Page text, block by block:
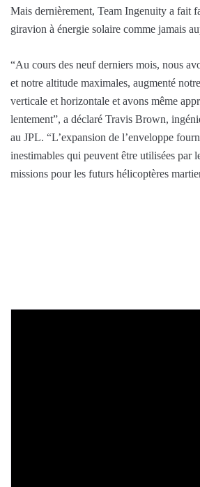
Mais dernièrement, Team Ingenuity a fait
giravion à énergie solaire comme jamais
“Au cours des neuf derniers mois, nous
et notre altitude maximales, augmenté
verticale et horizontale et avons même
lentement”, a déclaré Travis Brown,
au JPL. “L’expansion de l’enveloppe
inestimables qui peuvent être utilisées par
missions pour les futurs hélicoptères